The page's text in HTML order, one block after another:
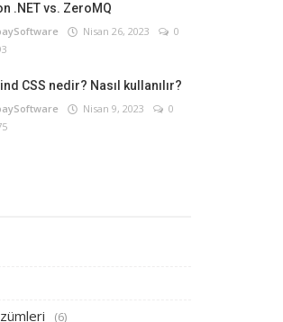
.NET vs. ZeroMQ
Nisan 26, 2023
0
CSS nedir? Nasıl kullanılır?
Nisan 9, 2023
0
(6)